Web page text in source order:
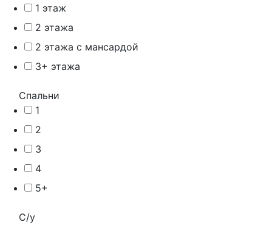
1 этаж
2 этажа
2 этажа с мансардой
3+ этажа
Спальни
1
2
3
4
5+
С/у